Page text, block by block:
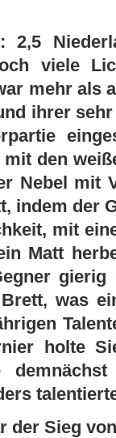
2,5
viele
mehr als
ihrer
den
Nebel mit
indem der
mit
Matt
was
holte
Sieg